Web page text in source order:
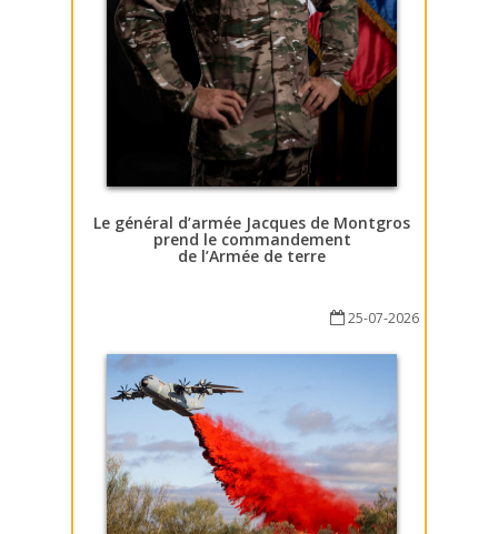
Le général d’armée Jacques de Montgros
prend le commandement
de l’Armée de terre
25-07-2026